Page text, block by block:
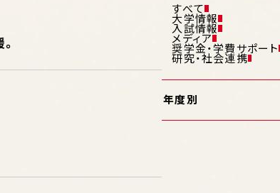
すべて
大学情報
入試情報
メディア
奨学金・学費サポート
研究・社会連携
年度別